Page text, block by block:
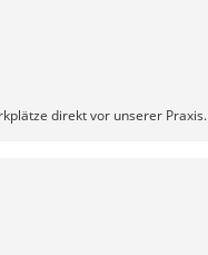
direkt vor unserer Praxis.